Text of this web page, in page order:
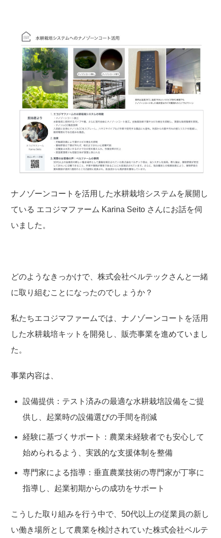
ナノゾーンコートを活用した水耕栽培システムを展開し
ている エコジマファーム Karina Seito さんにお話を伺
いました。
どのようなきっかけで、株式会社ベルテックさんと一緒
に取り組むことになったのでしょうか？
私たちエコジマファームでは、ナノゾーンコートを活用
した水耕栽培キットを開発し、販売事業を進めていまし
た。
事業内容は、
設備提供 ：テスト済みの最適な水耕栽培設備をご提
供し、起業時の設備選びの手間を削減
経験に基づくサポート
：農業未経験者でも安心して
始められるよう、実践的な支援体制を整備
専門家による指導 ：垂直農業技術の専門家が丁寧に
指導し、起業初期からの成功をサポート
こうした取り組みを行う中で、50代以上の従業員の新し
い働き場所として農業を検討されていた株式会社ベルテ